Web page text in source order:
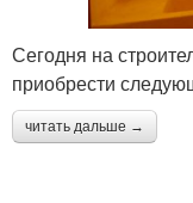
Сегодня на
приобрести
читать дальше →